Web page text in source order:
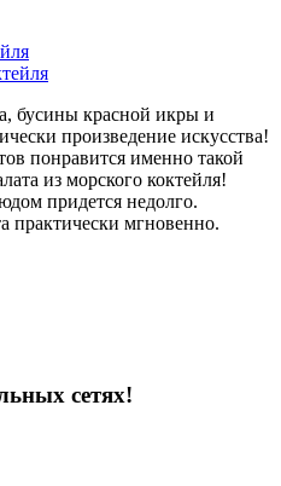
бусины красной икры и
произведение искусства!
понравится именно такой
из морского коктейля!
придется недолго.
практически мгновенно.
сетях!